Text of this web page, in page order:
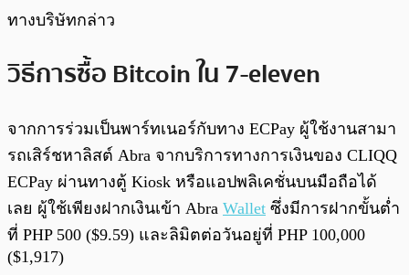
ทางบริษัทกล่าว
วิธีการซื้อ Bitcoin ใน 7-eleven
จากการร่วมเป็นพาร์ทเนอร์กับทาง ECPay ผู้ใช้งานสามา
รถเสิร์ชหาลิสต์ Abra จากบริการทางการเงินของ CLIQQ
ECPay ผ่านทางตู้ Kiosk หรือแอปพลิเคชั่นบนมือถือได้
เลย ผู้ใช้เพียงฝากเงินเข้า Abra Wallet ซึ่งมีการฝากขั้นต่ำ
ที่ PHP 500 ($9.59) และลิมิตต่อวันอยู่ที่ PHP 100,000
($1,917)